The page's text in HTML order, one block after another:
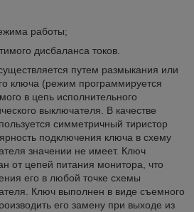
работы;
дисбаланса токов.
путем размыкания или
ключа (режим программируется
в цепь исполнительного
выключателя. В качестве
симметричный тиристор
подключения ключа в схему
значении не имеет. Ключ
от цепей питания монитора, что
его в любой точке схемы
Ключ выполнен в виде съемного
его замену при выходе из